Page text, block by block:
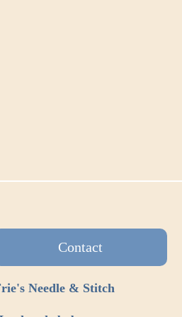
Contact
Needle & Stitch